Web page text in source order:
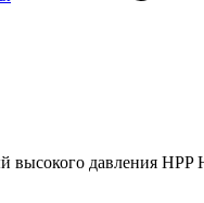
высокого давления HPP